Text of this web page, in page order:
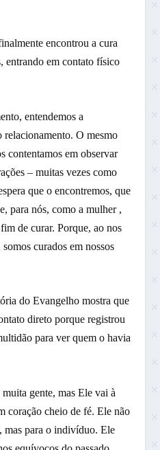
encontrou a cura
entrando em contato físico
entendemos a
O mesmo
contentamos em observar
– muitas vezes como
que o encontremos, que
para nós, como a mulher ,
de curar. Porque, ao nos
curados em nossos
do Evangelho mostra que
direto porque registrou
para ver quem o havia
gente, mas Ele vai à
coração cheio de fé. Ele não
mas para o indivíduo. Ele